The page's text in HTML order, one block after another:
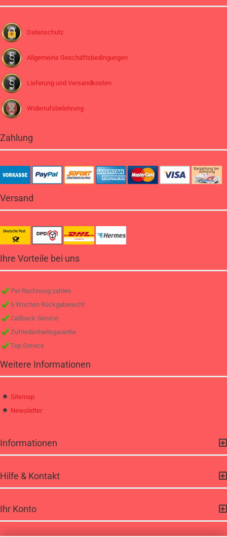
Datenschutz
Allgemeine Geschäftsbedingungen
Lieferung und Versandkosten
Widerrufsbelehrung
Zahlung
Versand
Ihre Vorteile bei uns
Per Rechnung zahlen
6 Wochen Rückgaberecht
Callback Service
Zufriedenheitsgarantie
Top Service
Weitere Informationen
Sitemap
Newsletter
Informationen
Hilfe & Kontakt
Ihr Konto